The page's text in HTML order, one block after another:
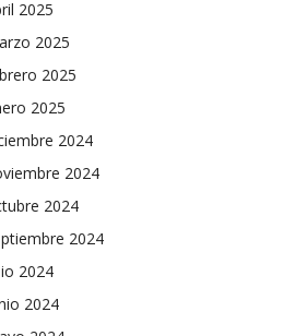
2025
2025
2025
2025
2024
2024
2024
2024
2024
2024